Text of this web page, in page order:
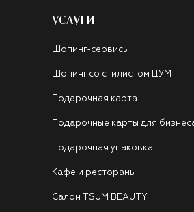
УСЛУГИ
Шопинг-сервисы
Шопинг со стилистом ЦУМ
Подарочная карта
Подарочные карты для
Подарочная упаковка
Кафе и рестораны
Салон TSUM BEAUTY